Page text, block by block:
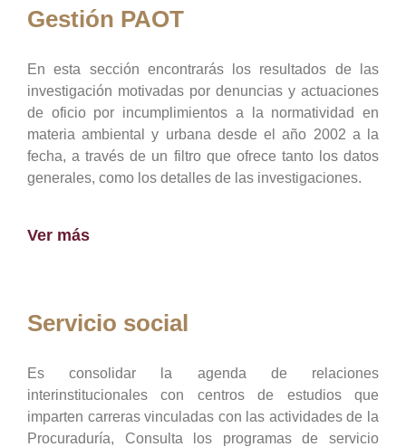
Gestión PAOT
En esta sección encontrarás los resultados de las
investigación motivadas por denuncias y actuaciones
de oficio por incumplimientos a la normatividad en
materia ambiental y urbana desde el año 2002 a la
fecha, a través de un filtro que ofrece tanto los datos
generales, como los detalles de las investigaciones.
Ver más
Servicio social
Es consolidar la agenda de relaciones
interinstitucionales con centros de estudios que
imparten carreras vinculadas con las actividades de la
Procuraduría, Consulta los programas de servicio